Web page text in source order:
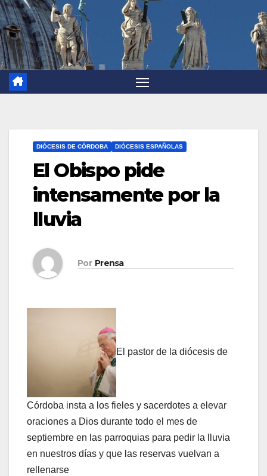
DIÓCESIS DE CÓRDOBA DIÓCESIS ESPAÑOLAS
El Obispo pide
intensamente por la
lluvia
Por Prensa
El pastor de la diócesis de
Córdoba insta a los fieles y sacerdotes a elevar
oraciones a Dios durante todo el mes de
septiembre en las parroquias para pedir la lluvia
en nuestros días y que las reservas vuelvan a
rellenarse